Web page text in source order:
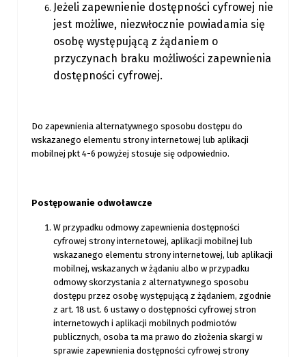
Jeżeli zapewnienie dostępności cyfrowej nie
jest możliwe, niezwłocznie powiadamia się
osobę występującą z żądaniem o
przyczynach braku możliwości zapewnienia
dostępności cyfrowej.
Do zapewnienia alternatywnego sposobu dostępu do
wskazanego elementu strony internetowej lub aplikacji
mobilnej pkt 4-6 powyżej stosuje się odpowiednio.
Postępowanie odwoławcze
W przypadku odmowy zapewnienia dostępności
cyfrowej strony internetowej, aplikacji mobilnej lub
wskazanego elementu strony internetowej, lub aplikacji
mobilnej, wskazanych w żądaniu albo w przypadku
odmowy skorzystania z alternatywnego sposobu
dostępu przez osobę występującą z żądaniem, zgodnie
z art. 18 ust. 6 ustawy o dostępności cyfrowej stron
internetowych i aplikacji mobilnych podmiotów
publicznych, osoba ta ma prawo do złożenia skargi w
sprawie zapewnienia dostępności cyfrowej strony